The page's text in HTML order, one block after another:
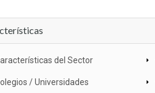
del Sector
/ Universidades